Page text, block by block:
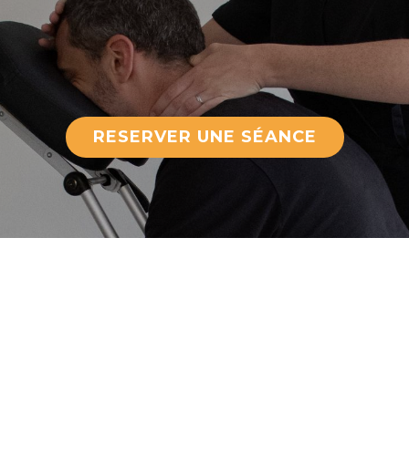
RESERVER UNE SÉANCE